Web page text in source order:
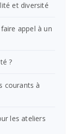
et diversité
appel à un
?
courants à
les ateliers